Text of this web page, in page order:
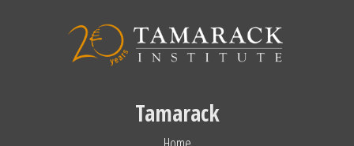
Tamarack